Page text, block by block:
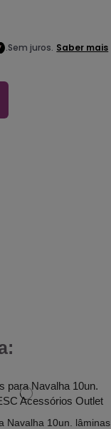
Navalha 10un. lâminas